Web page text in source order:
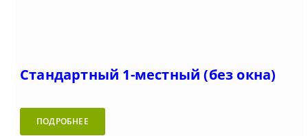
Стандартный 1-местный (без окна)
ПОДРОБНЕЕ